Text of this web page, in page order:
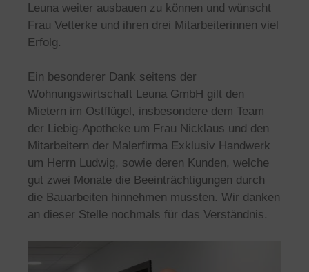
Leuna weiter ausbauen zu können und wünscht
Frau Vetterke und ihren drei Mitarbeiterinnen viel
Erfolg.
Ein besonderer Dank seitens der
Wohnungswirtschaft Leuna GmbH gilt den
Mietern im Ostflügel, insbesondere dem Team
der Liebig-Apotheke um Frau Nicklaus und den
Mitarbeitern der Malerfirma Exklusiv Handwerk
um Herrn Ludwig, sowie deren Kunden, welche
gut zwei Monate die Beeinträchtigungen durch
die Bauarbeiten hinnehmen mussten. Wir danken
an dieser Stelle nochmals für das Verständnis.